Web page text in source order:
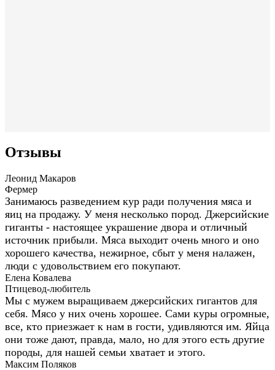
Отзывы
Леонид Макаров
Фермер
Занимаюсь разведением кур ради получения мяса и
яиц на продажу. У меня несколько пород. Джерсийские
гиганты - настоящее украшение двора и отличный
источник прибыли. Мяса выходит очень много и оно
хорошего качества, нежирное, сбыт у меня налажен,
люди с удовольствием его покупают.
Елена Ковалева
Птицевод-любитель
Мы с мужем выращиваем джерсийских гигантов для
себя. Мясо у них очень хорошее. Сами куры огромные,
все, кто приезжает к нам в гости, удивляются им. Яйца
они тоже дают, правда, мало, но для этого есть другие
породы, для нашей семьи хватает и этого.
Максим Поляков